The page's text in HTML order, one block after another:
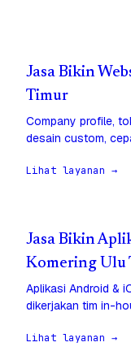
Jasa Bikin
Timur
Company profile,
desain custom,
Lihat layanan →
Jasa Bikin
Komering Ulu
Aplikasi Android &
dikerjakan tim in-
Lihat layanan →